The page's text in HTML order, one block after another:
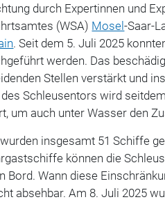
durch Expertinnen und
(WSA) Mosel-Saar-
.Seit dem 5. Juli 2025
werden. Das
Stellen verstärkt und
Schleusentors wird
um auch unter Wasser den
insgesamt 51 Schiffe
können die
Bord. Wann diese
absehbar.Am 8. Juli 2025